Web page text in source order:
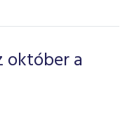
október a